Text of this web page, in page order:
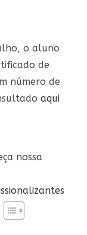
o aluno
de
número de
aqui
nossa